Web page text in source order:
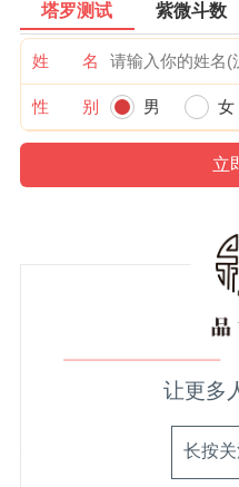
塔罗测试 紫微斗数
姓 名
性 别 男 女
让更多
长按